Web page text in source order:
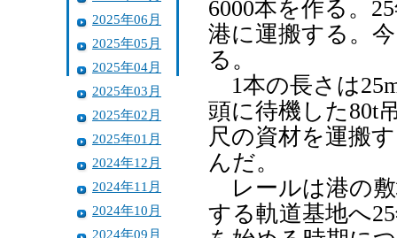
2025年06月
2025年05月
2025年04月
2025年03月
2025年02月
2025年01月
2024年12月
2024年11月
2024年10月
2024年09月
6000本を作る。
港に運搬する。
る。
1本の長さは
頭に待機した80t
尺の資材を運搬
んだ。
レールは港の敷
する軌道基地へ